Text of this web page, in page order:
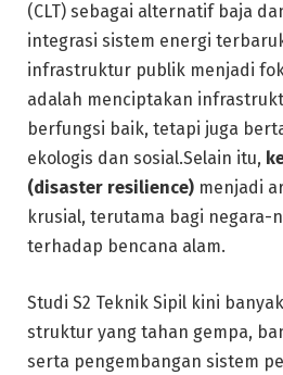
(CLT) sebagai alternatif baja
integrasi sistem energi
infrastruktur publik menjadi
adalah menciptakan
berfungsi baik, tetapi juga
ekologis dan sosial.Selain itu,
(disaster resilience) menjadi
krusial, terutama bagi negara-
terhadap bencana alam.
Studi S2 Teknik Sipil kini
struktur yang tahan gempa,
serta pengembangan sistem